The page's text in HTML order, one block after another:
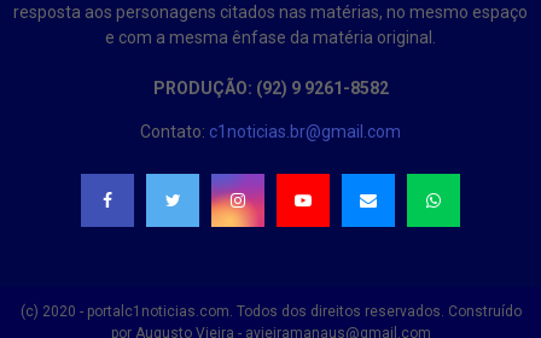
resposta aos personagens citados nas matérias, no mesmo espaço
e com a mesma ênfase da matéria original.
PRODUÇÃO: (92) 9 9261-8582
Contato: c1noticias.br@gmail.com
(c) 2020 - portalc1noticias.com. Todos dos direitos reservados. Construído
por Augusto Vieira - avieiramanaus@gmail.com